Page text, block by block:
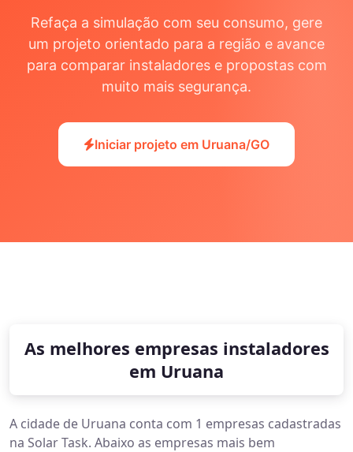
Refaça a simulação com seu consumo, gere
um projeto orientado para a região e avance
para comparar instaladores e propostas com
muito mais segurança.
Iniciar projeto em Uruana/GO
As melhores empresas instaladores
em Uruana
A cidade de Uruana conta com 1 empresas cadastradas
na Solar Task. Abaixo as empresas mais bem